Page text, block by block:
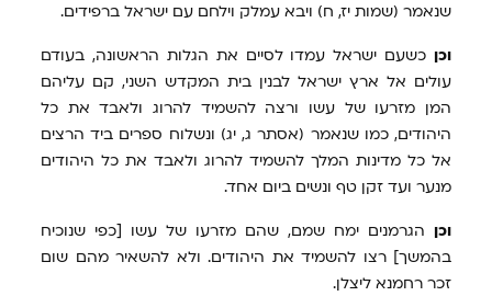
שנאמר (שמות יז, ח) ויבא עמלק וילחם עם ישראל ברפידים.
וכן כשעם ישראל עמדו לסיים את הגלות הראשונה, בעודם
עולים אל ארץ ישראל לבנין בית המקדש השני, קם עליהם
המן מזרעו של עשו ורצה להשמיד להרוג ולאבד את כל
היהודים, כמו שנאמר (אסתר ג, יג) ונשלוח ספרים ביד הרצים
אל כל מדינות המלך להשמיד להרוג ולאבד את כל היהודים
מנער ועד זקן טף ונשים ביום אחד.
וכן הגרמנים ימח שמם, שהם מזרעו של עשו [כפי שנוכיח
בהמשך] רצו להשמיד את היהודים. ולא להשאיר מהם שום
זכר רחמנא ליצלן.